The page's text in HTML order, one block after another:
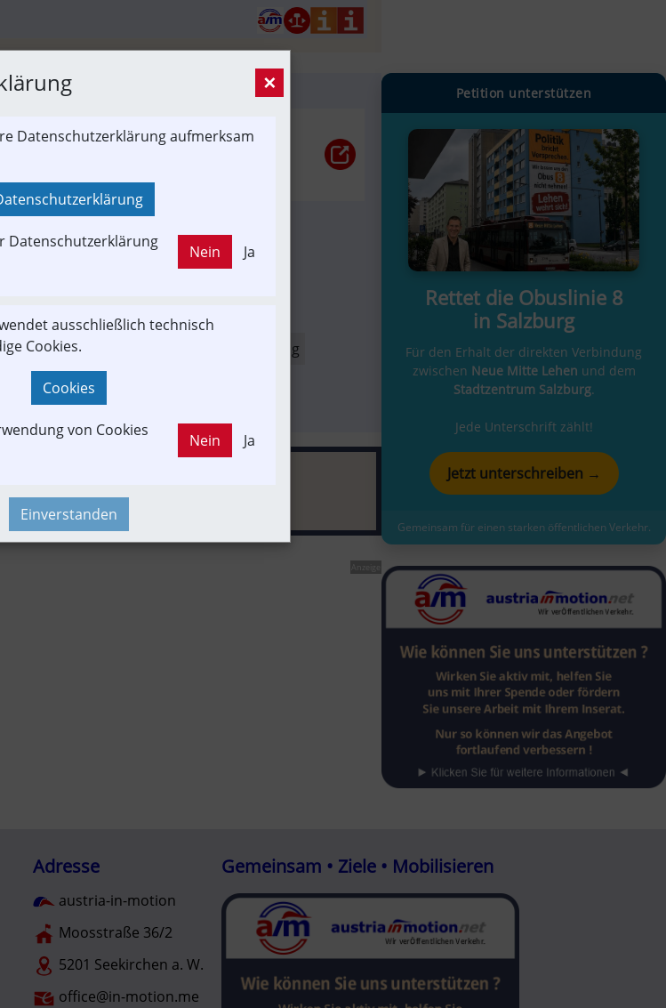
Artikel von
| Statistik
Presseaussendung
Time-Event
Petition unterstützen
Rettet die Obuslinie 8
in Salzburg
Für den Erhalt der direkten Verbindung
zwischen Neue Mitte Lehen und dem
Stadtzentrum Salzburg.
Jede Unterschrift zählt!
Jetzt unterschreiben →
Gemeinsam für einen starken öffentlichen Verkehr.
Anzeige
Adresse
austria-in-motion
Moosstraße 36/2
5201 Seekirchen a. W.
office@in-motion.me
Gemeinsam • Ziele • Mobilisieren
×
Datenschutzerklärung aufmerksam
Datenschutzerklärung
Nein Ja
ausschließlich technisch
Cookies.
Cookies
von Cookies
Nein Ja
Einverstanden